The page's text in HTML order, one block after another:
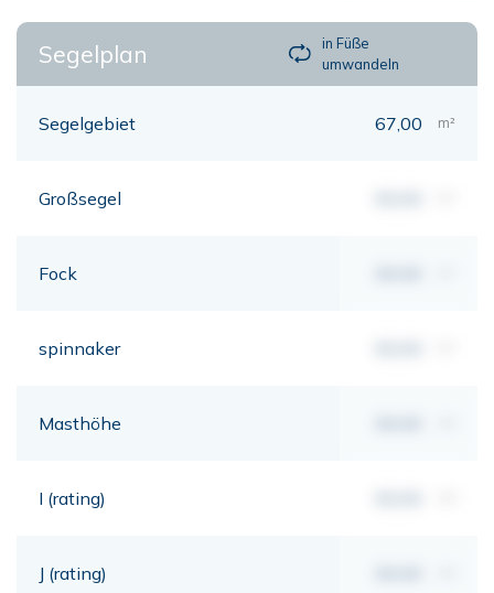
Segelplan
in Füße
umwandeln
Segelgebiet 67,00 m²
Großsegel
Fock
spinnaker
Masthöhe
I (rating)
J (rating)